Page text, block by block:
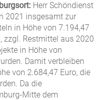
Herr Schöndienst
2021 insgesamt zur
in Höhe von 7.194,47
zzgl. Restmittel aus 2020
in Höhe von
Damit verbleiben
von 2.684,47 Euro, die
Da die
Mitte dem